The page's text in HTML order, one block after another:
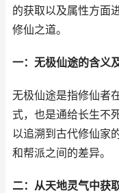
的获取以及属性方面
修仙之道。
一：无极仙途的含义
无极仙途是指修仙者
式，也是通给长生不
以追溯到古代修仙家
和帮派之间的差异。
二：从天地灵气中获